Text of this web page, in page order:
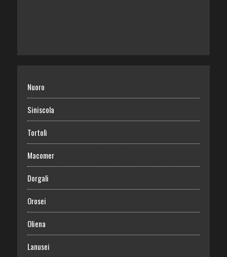
Nuoro
Siniscola
Tortolì
Macomer
Dorgali
Orosei
Oliena
Lanusei